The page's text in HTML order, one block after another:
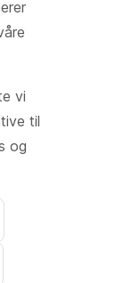
vi
til
og